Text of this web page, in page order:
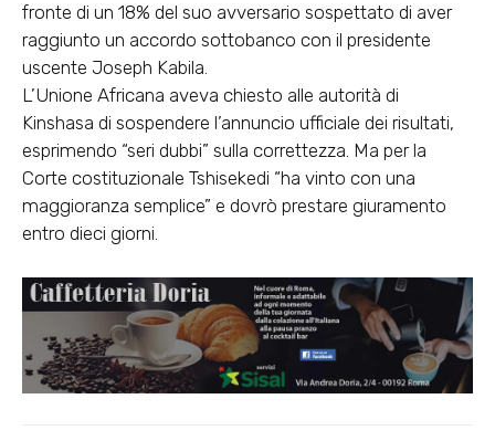
fronte di un 18% del suo avversario sospettato di aver
raggiunto un accordo sottobanco con il presidente
uscente Joseph Kabila.
L’Unione Africana aveva chiesto alle autorità di
Kinshasa di sospendere l’annuncio ufficiale dei risultati,
esprimendo “seri dubbi” sulla correttezza. Ma per la
Corte costituzionale Tshisekedi “ha vinto con una
maggioranza semplice” e dovrò prestare giuramento
entro dieci giorni.